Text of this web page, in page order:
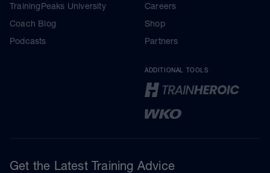
TrainingPeaks University
Coach Blog
Podcasts
Careers
Shop
Partners
ADDITIONAL TOOLS
Get the Latest Training Advice